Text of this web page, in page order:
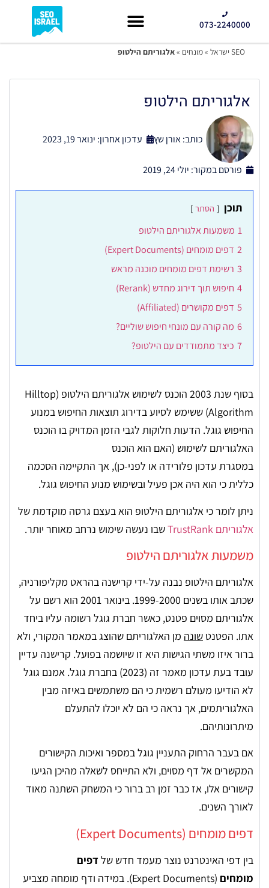
073-2240000
SEO ישראל »מונחים »אלגוריתם הילטופ
אלגוריתם הילטופ
כותב:אורן שץ עדכון אחרון: ינואר 19, 2023
פורסם במקור: יולי 24, 2019
תוכן הסתר
1 משמעות אלגוריתם הילטופ
2 דפים מומחים (Expert Documents)
3 רשימת דפים מומחים מוכנה מראש
4 חיפוש תוך דירוג מחדש (Rerank)
5 דפים מקושרים (Affiliated)
6 מה קורה עם מונחי חיפוש שוליים?
7 כיצד מתמודדים עם הילטופ?
בסוף שנת 2003 הוכנס לשימוש אלגוריתם הילטופ (Hilltop
Algorithm) ששימש לסיוע בדירוג תוצאות החיפוש במנוע
החיפוש גוגל. הדעות חלוקות לגבי הזמן המדויק בו הוכנס
האלגוריתם לשימוש (האם הוא הוכנס
במסגרת עדכון פלורידה או לפני-כן), אך התקיימה הסכמה
כללית כי הוא היה אכן פעיל ובשימוש מנוע החיפוש גוגל.
ניתן לומר כי אלגוריתם הילטופ הוא בעצם גרסה מוקדמת של
אלגוריתם TrustRank
שבו נעשה שימוש נרחב מאוחר יותר.
משמעות אלגוריתם הילטופ
אלגוריתם הילטופ נבנה על-ידי קרישנה בהראט מקליפורניה,
שכתב אותו בשנים 1999-2000. בינואר 2001 הוא רשם על
אלגוריתם מסוים פטנט, כאשר חברת גוגל רשומה עליו ביחד
אתו. הפטנט שונה מן האלגוריתם שהוצג במאמר המקורי, ולא
ברור איזו משתי הגישות היא זו שיושמה בפועל. קרישנה עדיין
עובד בעת עדכון מאמר זה (2023) בחברת גוגל. אמנם גוגל
לא הודיעו מעולם רשמית כי הם משתמשים באיזה מבין
האלגוריתמים, אך נראה כי הם לא יוכלו להתעלם
מיתרונותיהם.
אם בעבר הרחוק התעניין גוגל במספר ואיכות הקישורים
המקשרים אל דף מסוים, ולא התייחס לשאלה מהיכן הגיעו
קישורים אלו, אז כבר זמן רב ברור כי המשחק השתנה מאוד
לאורך השנים.
דפים מומחים (Expert Documents)
בין דפי האינטרנט נוצר מעמד חדש של דפים
מומחים
(Expert Documents). במידה ודף מומחה מצביע